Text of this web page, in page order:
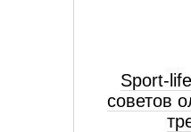
Sport-
советов